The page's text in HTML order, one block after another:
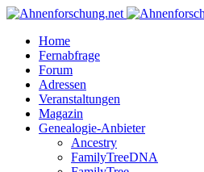
Home
Fernabfrage
Forum
Adressen
Veranstaltungen
Magazin
Genealogie-Anbieter
Ancestry
FamilyTreeDNA